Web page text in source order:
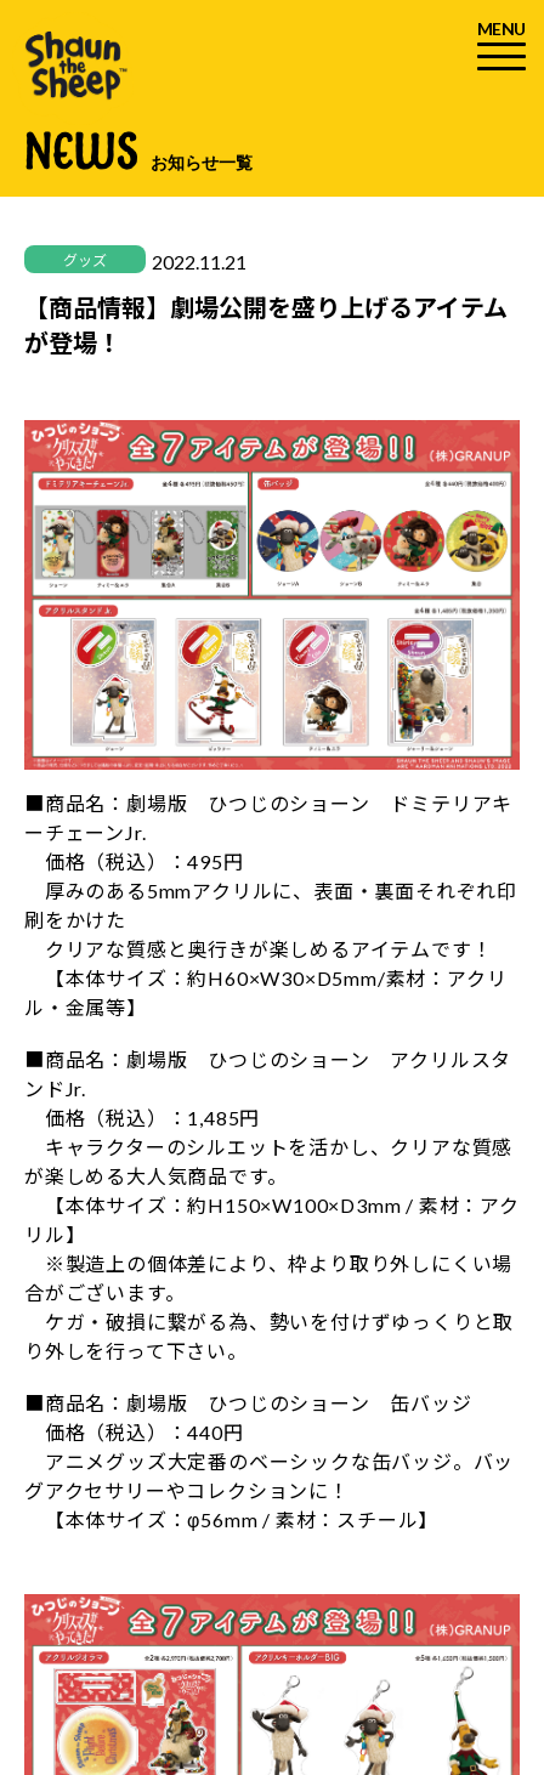
MENU
NEWS お知らせ一覧
グッズ 2022.11.21
【商品情報】劇場公開を盛り上げるアイテム
が登場！
■商品名：劇場版 ひつじのショーン ドミテリアキ
ーチェーンJr.
価格（税込）：495円
厚みのある5mmアクリルに、表面・裏面それぞれ印
刷をかけた
クリアな質感と奥行きが楽しめるアイテムです！
【本体サイズ：約H60×W30×D5mm/素材：アクリ
ル・金属等】
■商品名：劇場版 ひつじのショーン アクリルスタ
ンドJr.
価格（税込）：1,485円
キャラクターのシルエットを活かし、クリアな質感
が楽しめる大人気商品です。
【本体サイズ：約H150×W100×D3mm / 素材：アク
リル】
※製造上の個体差により、枠より取り外しにくい場
合がございます。
ケガ・破損に繋がる為、勢いを付けずゆっくりと取
り外しを行って下さい。
■商品名：劇場版 ひつじのショーン 缶バッジ
価格（税込）：440円
アニメグッズ大定番のベーシックな缶バッジ。バッ
グアクセサリーやコレクションに！
【本体サイズ：φ56mm / 素材：スチール】